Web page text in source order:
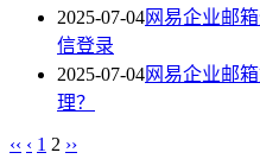
2025-07-04网易企业邮
信登录
2025-07-04网易企业邮
理？
‹‹ ‹ 1 2 ››